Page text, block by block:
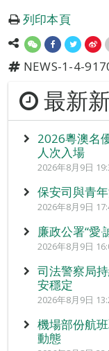
列印本頁
NEWS-1-4-
最新
2026粵澳名
人次入場
2026年8月9日
保安司與青
2026年8月9日
廉政公署“愛
2026年8月9日
司法警察局
安穩定
2026年8月9日
機場部份航
動態